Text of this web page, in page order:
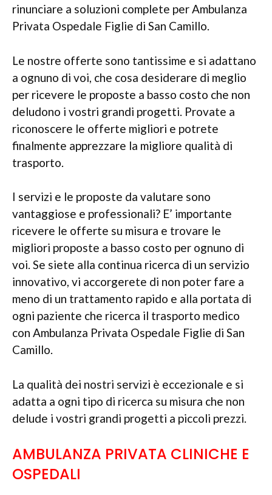
rinunciare a soluzioni complete per Ambulanza
Privata Ospedale Figlie di San Camillo.
Le nostre offerte sono tantissime e si adattano
a ognuno di voi, che cosa desiderare di meglio
per ricevere le proposte a basso costo che non
deludono i vostri grandi progetti. Provate a
riconoscere le offerte migliori e potrete
finalmente apprezzare la migliore qualità di
trasporto.
I servizi e le proposte da valutare sono
vantaggiose e professionali? E’ importante
ricevere le offerte su misura e trovare le
migliori proposte a basso costo per ognuno di
voi. Se siete alla continua ricerca di un servizio
innovativo, vi accorgerete di non poter fare a
meno di un trattamento rapido e alla portata di
ogni paziente che ricerca il trasporto medico
con Ambulanza Privata Ospedale Figlie di San
Camillo.
La qualità dei nostri servizi è eccezionale e si
adatta a ogni tipo di ricerca su misura che non
delude i vostri grandi progetti a piccoli prezzi.
AMBULANZA PRIVATA CLINICHE E
OSPEDALI